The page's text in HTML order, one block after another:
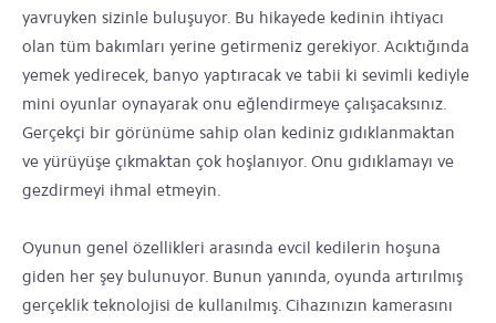
yavruyken sizinle buluşuyor. Bu hikayede kedinin ihtiyacı
olan tüm bakımları yerine getirmeniz gerekiyor. Acıktığında
yemek yedirecek, banyo yaptıracak ve tabii ki sevimli kediyle
mini oyunlar oynayarak onu eğlendirmeye çalışacaksınız.
Gerçekçi bir görünüme sahip olan kediniz gıdıklanmaktan
ve yürüyüşe çıkmaktan çok hoşlanıyor. Onu gıdıklamayı ve
gezdirmeyi ihmal etmeyin.
Oyunun genel özellikleri arasında evcil kedilerin hoşuna
giden her şey bulunuyor. Bunun yanında, oyunda artırılmış
gerçeklik teknolojisi de kullanılmış. Cihazınızın kamerasını